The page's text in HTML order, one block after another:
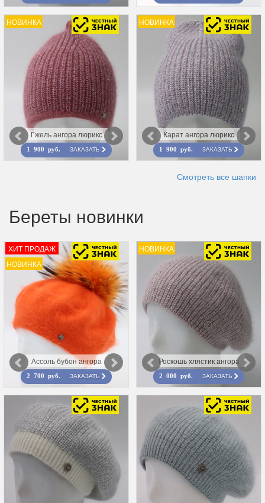
НОВИНКА
Гжель ангора люрикс
1 900 руб. ЗАКАЗАТЬ
НОВИНКА
Карат ангора люрикс
1 900 руб. ЗАКАЗАТЬ
Смотреть все шапки
Береты новинки
ХИТ ПРОДАЖ
НОВИНКА
Ассоль бубон ангора
2 700 руб. ЗАКАЗАТЬ
НОВИНКА
Роскошь хлястик ангора
2 000 руб. ЗАКАЗАТЬ